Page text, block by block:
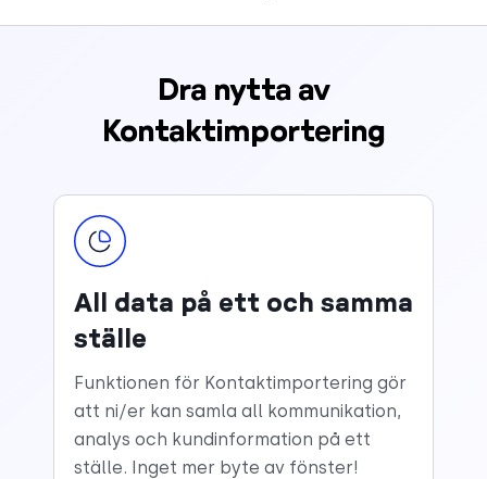
Dra nytta av
Kontaktimportering
All data på ett och samma
ställe
Funktionen för Kontaktimportering gör
att ni/er kan samla all kommunikation,
analys och kundinformation på ett
ställe. Inget mer byte av fönster!